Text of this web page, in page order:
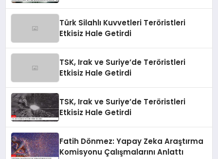
Türk Silahlı Kuvvetleri Teröristleri
Etkisiz Hale Getirdi
TSK, Irak ve Suriye’de Teröristleri
Etkisiz Hale Getirdi
TSK, Irak ve Suriye’de Teröristleri
Etkisiz Hale Getirdi
Fatih Dönmez: Yapay Zeka Araştırma
Komisyonu Çalışmalarını Anlattı